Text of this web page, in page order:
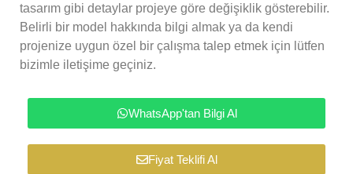
tasarım gibi detaylar projeye göre değişiklik gösterebilir.
Belirli bir model hakkında bilgi almak ya da kendi
projenize uygun özel bir çalışma talep etmek için lütfen
bizimle iletişime geçiniz.
WhatsApp'tan Bilgi Al
Fiyat Teklifi Al